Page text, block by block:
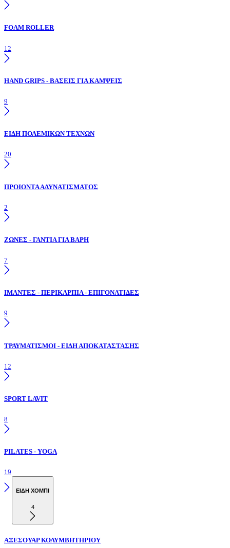
FOAM ROLLER
12
HAND GRIPS - ΒΑΣΕΙΣ ΓΙΑ ΚΑΜΨΕΙΣ
9
ΕΙΔΗ ΠΟΛΕΜΙΚΩΝ ΤΕΧΝΩΝ
20
ΠΡΟΙΟΝΤΑ ΑΔΥΝΑΤΙΣΜΑΤΟΣ
2
ΖΩΝΕΣ - ΓΑΝΤΙΑ ΓΙΑ ΒΑΡΗ
7
ΙΜΑΝΤΕΣ - ΠΕΡΙΚΑΡΠΙΑ - ΕΠΙΓΟΝΑΤΙΔΕΣ
9
ΤΡΑΥΜΑΤΙΣΜΟΙ - ΕΙΔΗ ΑΠΟΚΑΤΑΣΤΑΣΗΣ
12
SPORT LAVIT
8
PILATES - YOGA
19
ΕΙΔΗ ΧΟΜΠΙ
4
ΑΞΕΣΟΥΑΡ ΚΟΛΥΜΒΗΤΗΡΙΟΥ